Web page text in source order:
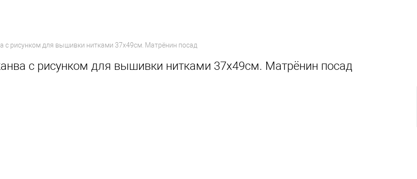
с рисунком для вышивки нитками 37х49см. Матрёнин посад
с рисунком для вышивки нитками 37х49см. Матрёнин посад